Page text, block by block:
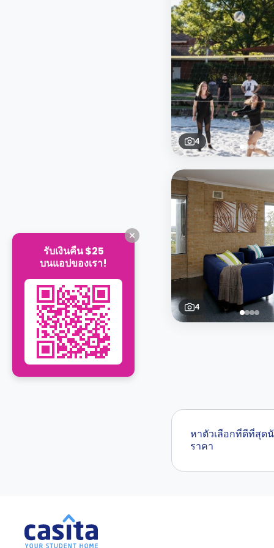
4
4
หาตัวเลือกที่ดีที่สุด
ราคา
รับเงินคืน $25
บนแอปของเรา!